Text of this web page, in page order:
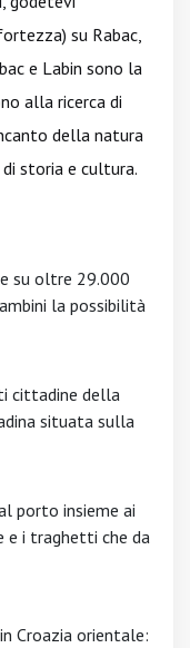
su Rabac,
e Labin sono la
alla ricerca di
della natura
storia e cultura.
su oltre 29.000
la possibilità
cittadine della
situata sulla
porto insieme ai
e i traghetti che da
Croazia orientale: